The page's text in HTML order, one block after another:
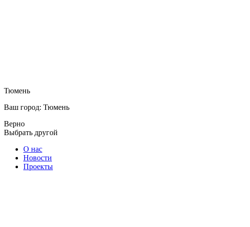
Тюмень
Ваш город: Тюмень
Верно
Выбрать другой
О нас
Новости
Проекты